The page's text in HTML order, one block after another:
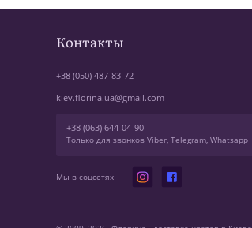
Контакты
+38 (050) 487-83-72
kiev.florina.ua@gmail.com
+38 (063) 644-04-90
Только для звонков Viber, Telegram, Whatsapp
Мы в соцсетях